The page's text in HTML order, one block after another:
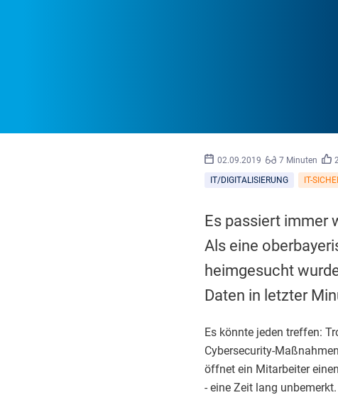
02.09.2019 7 Minuten
IT/DIGITALISIERUNG
IT-
Es passiert immer
Als eine
heimgesucht
Daten in letzter
Es könnte jeden treffen:
Cybersecurity-
öffnet ein Mitarbeiter
- eine Zeit lang